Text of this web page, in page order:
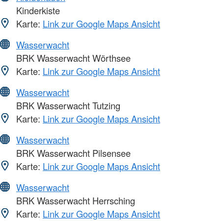
Kinderkiste
Karte: Link zur Google Maps Ansicht
Wasserwacht
BRK Wasserwacht Wörthsee
Karte: Link zur Google Maps Ansicht
Wasserwacht
BRK Wasserwacht Tutzing
Karte: Link zur Google Maps Ansicht
Wasserwacht
BRK Wasserwacht Pilsensee
Karte: Link zur Google Maps Ansicht
Wasserwacht
BRK Wasserwacht Herrsching
Karte: Link zur Google Maps Ansicht